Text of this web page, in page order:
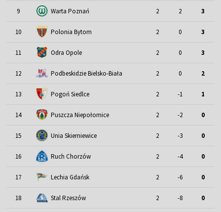
9 Warta Poznań 2 2 3
10 Polonia Bytom 2 0 3
11 Odra Opole 2 0 3
12 Podbeskidzie Bielsko-Biała 2 0 2
13 Pogoń Siedlce 2 -1 1
14 Puszcza Niepołomice 2 -2 0
15 Unia Skierniewice 2 -3 0
16 Ruch Chorzów 2 -4 0
17 Lechia Gdańsk 2 -6 0
18 Stal Rzeszów 2 -8 0